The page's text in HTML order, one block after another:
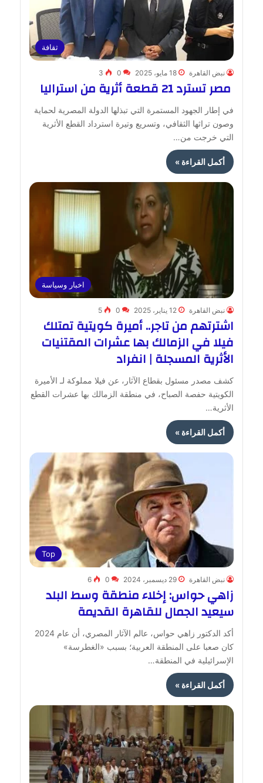
ثقافة
نبض القاهرة 18 مايو، 2025 0
3
مصر تسترد 21 قطعة أثرية من استراليا
في إطار الجهود المستمرة التي تبذلها الدولة المصرية لحماية
وصون تراثها الثقافي، وتسريع وتيرة استرداد القطع الأثرية
التي خرجت من…
أكمل القراءة »
اخبار وسياسة
نبض القاهرة 12 يناير، 2025 0
5
اشترتهم من تاجر.. أميرة كويتية تمتلك
فيلا في الزمالك بها عشرات المقتنيات
الأثرية المسجلة | انفراد
كشف مصدر مسئول بقطاع الآثار، عن فيلا مملوكة لـ الأميرة
الكويتية حفصة الصباح، في منطقة الزمالك بها عشرات القطع
الأثرية…
أكمل القراءة »
Top
نبض القاهرة 29 ديسمبر، 2024 0
6
زاهي حواس: إخلاء منطقة وسط البلد
سيعيد الجمال للقاهرة القديمة
أكد الدكتور زاهي حواس، عالم الآثار المصري، أن عام 2024
كان صعبا على المنطقة العربية؛ بسبب «الغطرسة»
الإسرائيلية في المنطقة…
أكمل القراءة »